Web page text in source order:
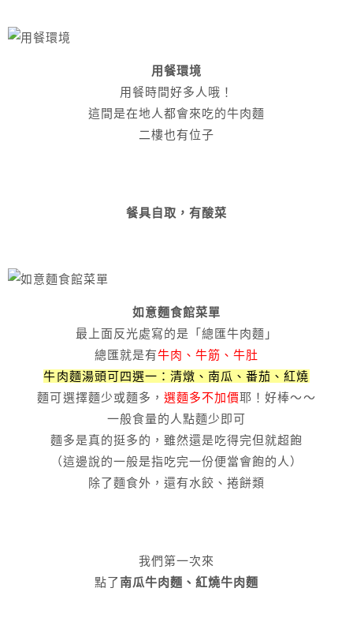
用餐環境
用餐時間好多人哦！
這間是在地人都會來吃的牛肉麵
二樓也有位子
餐具自取，有酸菜
如意麵食館菜單
最上面反光處寫的是「總匯牛肉麵」
總匯就是有牛肉、牛筋、牛肚
牛肉麵湯頭可四選一：清燉、南瓜、番茄、紅燒
麵可選擇麵少或麵多， 選麵多不加價耶！好棒～～
一般食量的人點麵少即可
麵多是真的挺多的，雖然還是吃得完但就超飽
（這邊說的一般是指吃完一份便當會飽的人）
除了麵食外，還有水餃、捲餅類
我們第一次來
點了 南瓜牛肉麵、紅燒牛肉麵